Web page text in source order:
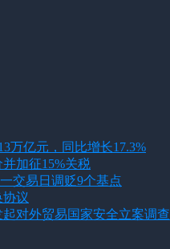
万亿元，同比增长17.3%
加征15%关税
交易日调贬9个基点
协议
对外贸易国家安全立案调查